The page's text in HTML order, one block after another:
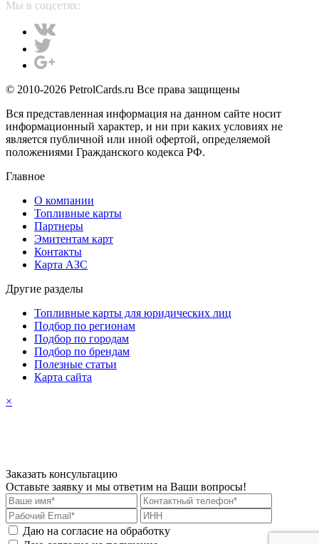
Мы в соцсетях:
© 2010-2026 PetrolCards.ru Все права защищены
Вся представленная информация на данном сайте носит
информационный характер, и ни при каких условиях не
является публичной или иной офертой, определяемой
положениями Гражданского кодекса РФ.
Главное
О компании
Топливные карты
Партнеры
Эмитентам карт
Контакты
Карта АЗС
Другие разделы
Топливные карты для юридических лиц
Подбор по регионам
Подбор по городам
Подбор по брендам
Полезные статьи
Карта сайта
×
Заказать консультацию
Оставьте заявку и мы ответим на Ваши вопросы!
Даю на согласие на обработку
персональных данных